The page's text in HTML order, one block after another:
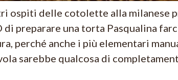
ospiti delle cotolette alla milanese
preparare una torta Pasqualina
perché anche i più elementari
sarebbe qualcosa di